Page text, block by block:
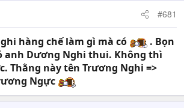
#681
hàng chế làm gì mà có
. Bọn
anh Dương Nghi thui. Không thì
Thằng này tên Trương Nghi =>
Ngực